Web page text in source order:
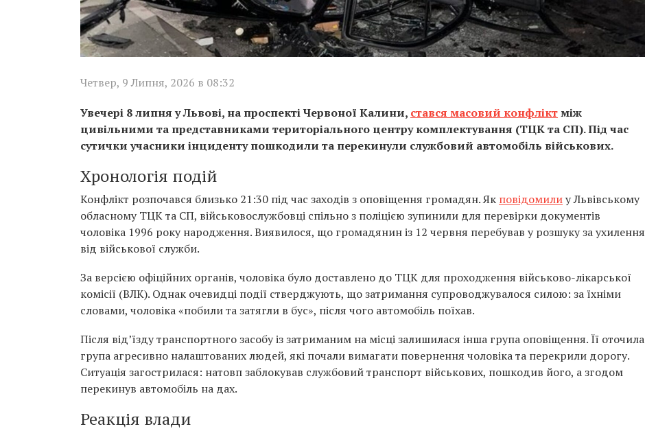
Четвер, 9 Липня, 2026 в 08:32
Увечері 8 липня у Львові, на проспекті Червоної Калини, стався масовий конфліктміж
цивільними та представниками територіального центру комплектування (ТЦК та СП). Під час
сутички учасники інциденту пошкодили та перекинули службовий автомобіль військових.
Хронологія подій
Конфлікт розпочався близько 21:30 під час заходів з оповіщення громадян. Як повідомилиу Львівському
обласному ТЦК та СП, військовослужбовці спільно з поліцією зупинили для перевірки документів
чоловіка 1996 року народження. Виявилося, що громадянин із 12 червня перебував у розшуку за ухилення
від військової служби.
За версією офіційних органів, чоловіка було доставлено до ТЦК для проходження військово-лікарської
комісії (ВЛК). Однак очевидці події стверджують, що затримання супроводжувалося силою: за їхніми
словами, чоловіка «побили та затягли в бус», після чого автомобіль поїхав.
Після від’їзду транспортного засобу із затриманим на місці залишилася інша група оповіщення. Її оточила
група агресивно налаштованих людей, які почали вимагати повернення чоловіка та перекрили дорогу.
Ситуація загострилася: натовп заблокував службовий транспорт військових, пошкодив його, а згодом
перекинув автомобіль на дах.
Реакція влади